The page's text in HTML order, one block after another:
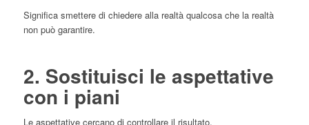
Significa smettere di chiedere alla realtà qualcosa che la realtà
non può garantire.
2. Sostituisci le aspettative
con i piani
Le aspettative cercano di controllare il risultato.